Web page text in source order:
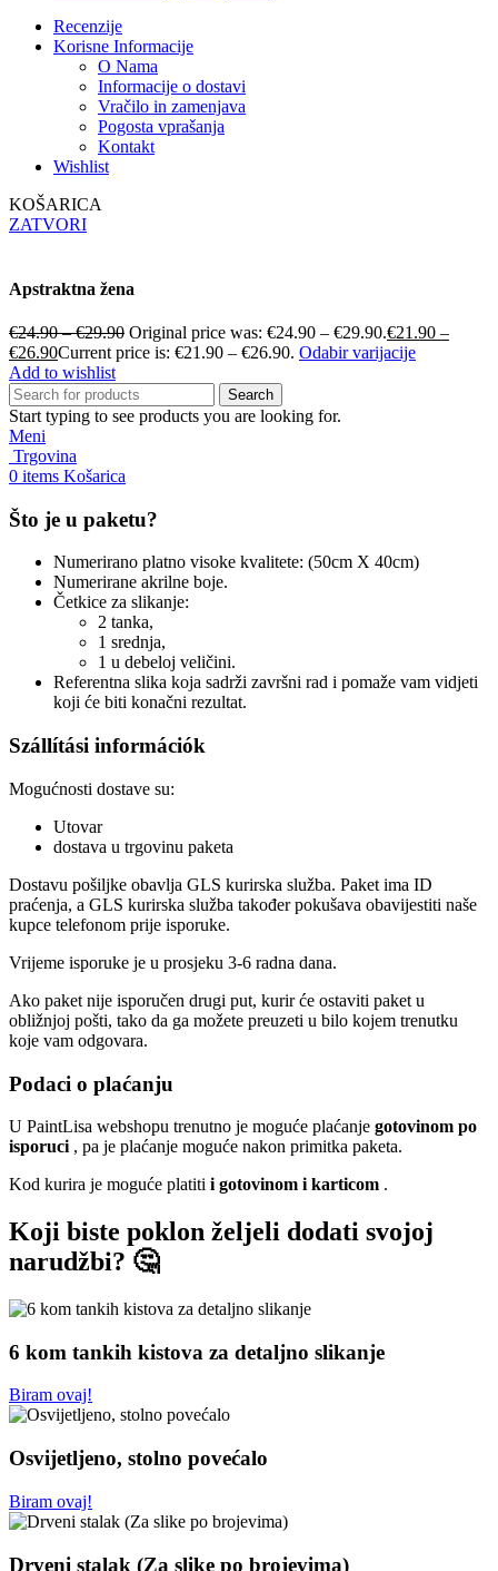
Recenzije
Korisne Informacije
O Nama
Informacije o dostavi
Vračilo in zamenjava
Pogosta vprašanja
Kontakt
Wishlist
KOŠARICA
ZATVORI
Apstraktna žena
€24.90–€29.90 Original price was: €24.90 – €29.90.€21.90 –
€26.90Current price is: €21.90 – €26.90. Odabir varijacije
Add to wishlist
Search
Start typing to see products you are looking for.
Meni
Trgovina
0 items Košarica
Što je u paketu?
Numerirano platno visoke kvalitete: (50cm X 40cm)
Numerirane akrilne boje.
Četkice za slikanje:
2 tanka,
1 srednja,
1 u debeloj veličini.
Referentna slika koja sadrži završni rad i pomaže vam vidjeti
koji će biti konačni rezultat.
Szállítási információk
Mogućnosti dostave su:
Utovar
dostava u trgovinu paketa
Dostavu pošiljke obavlja GLS kurirska služba. Paket ima ID
praćenja, a GLS kurirska služba također pokušava obavijestiti naše
kupce telefonom prije isporuke.
Vrijeme isporuke je u prosjeku 3-6 radna dana.
Ako paket nije isporučen drugi put, kurir će ostaviti paket u
obližnjoj pošti, tako da ga možete preuzeti u bilo kojem trenutku
koje vam odgovara.
Podaci o plaćanju
U PaintLisa webshopu trenutno je moguće plaćanje gotovinom po
isporuci , pa je plaćanje moguće nakon primitka paketa.
Kod kurira je moguće platiti i gotovinom i karticom .
Koji biste poklon željeli dodati svojoj
narudžbi? 🤔
6 kom tankih kistova za detaljno slikanje
Biram ovaj!
Osvijetljeno, stolno povećalo
Biram ovaj!
Drveni stalak (Za slike po brojevima)